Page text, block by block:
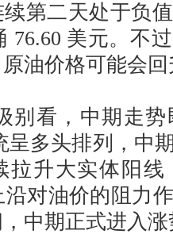
二天处于负值
76.60 美元。不
油价格可能会
看，中期走势
呈多头排列，中
拉升大实体阳线
对油价的阻力
中期正式进入